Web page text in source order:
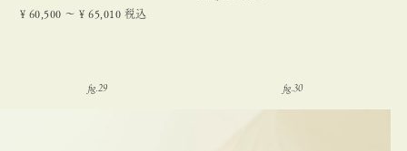
¥ 60,500 〜 ¥ 65,010 税込